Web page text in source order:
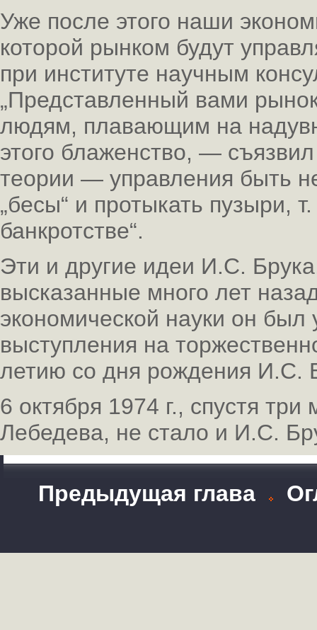
Уже после этого наши
которой рынком будут
при институте научным
„Представленный вами
людям, плавающим на
этого блаженство, —
теории — управления быть
„бесы“ и протыкать пузыри,
банкротстве“.
Эти и другие идеи И.С.
высказанные много лет
экономической науки он
выступления на
летию со дня рождения И.С.
6 октября 1974 г., спустя
Лебедева, не стало и И.С.
Предыдущая глава